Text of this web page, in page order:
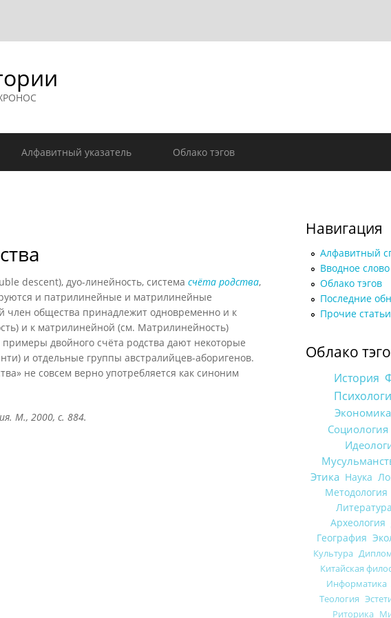
Алфавитный указатель Облако тэгов
descent), дуо-линейность, система счёта родства,
и патрилинейные и матрилинейные
член общества принадлежит одновременно и к
и к матрилинейной (см. Матрилинейность)
двойного счёта родства дают некоторые
и отдельные группы австралийцев-аборигенов.
не совсем верно употребляется как синоним
М., 2000, с. 884.
Навигация
Алфавитный
Вводное слово
Облако тэгов
Последние
Прочие статьи
Облако
История
Экономика
Социология
Этика Наука
Методология
Литература
Археология
География
Культура
Китайская
Информатика
Теология
Риторика